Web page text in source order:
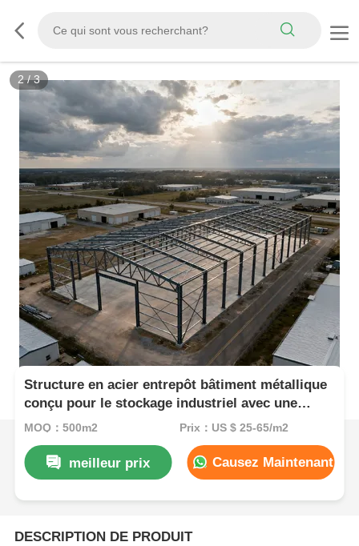
3/3
Structure en acier entrepôt bâtiment métallique
conçu pour le stockage industriel avec une
résistance élevée et une longue durée de vie
MOQ：500m2 Prix：US $ 25-65/m2
meilleur prix Causez Maintenant
DESCRIPTION DE PRODUIT